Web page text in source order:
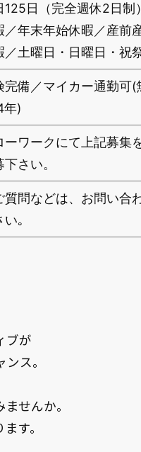
日（完全週休2日制）
／年末年始休暇／産前
／土曜日・日曜日・祝
完備／マイカー通勤可
年)
ーワークにて上記募集
さい。
質問などは、お問い合
い｡
ブが
ス。
せんか。
す。